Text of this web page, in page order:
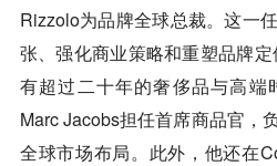
Rizzolo为品牌全球总裁。这一
张、强化商业策略和重塑品牌
有超过二十年的奢侈品与高端
Marc Jacobs担任首席商品官，
全球市场布局。此外，他还在